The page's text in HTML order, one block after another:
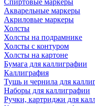
Спиртовые маркеры
Акварельные маркеры
Акриловые маркеры
Холсты
Холсты на подрамнике
Холсты с контуром
Холсты на картоне
Бумага для каллиграфии
Каллиграфия
Тушь и чернила для
Наборы для каллиграфии
Ручки, картриджи для